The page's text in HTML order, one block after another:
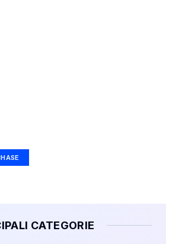
CATEGORIE